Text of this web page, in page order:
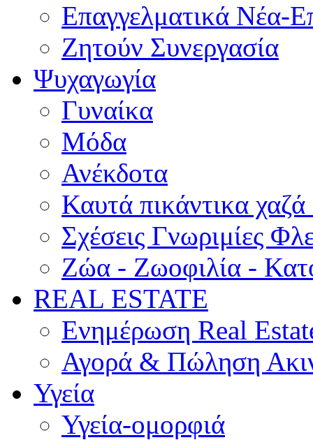
Επαγγελματικά Νέα-
Ζητούν Συνεργασία
Ψυχαγωγία
Γυναίκα
Μόδα
Ανέκδοτα
Καυτά πικάντικα χαζά
Σχέσεις Γνωριμίες
Ζώα - Ζωοφιλία -
REAL ESTATE
Ενημέρωση Real
Αγορά & Πώληση
Υγεία
Υγεία-ομορφιά